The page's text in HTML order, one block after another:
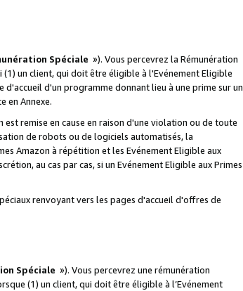
Spéciale »). Vous percevrez la Rémunération
(1) un client, qui doit être éligible à l'Evénement Eligible
d'un programme donnant lieu à une prime sur un
en Annexe.
remise en cause en raison d'une violation ou de toute
de robots ou de logiciels automatisés, la
Amazon à répétition et les Evénement Eligible aux
au cas par cas, si un Evénement Eligible aux Primes
renvoyant vers les pages d'accueil d'offres de
Spéciale »). Vous percevrez une rémunération
(1) un client, qui doit être éligible à l’Evénement